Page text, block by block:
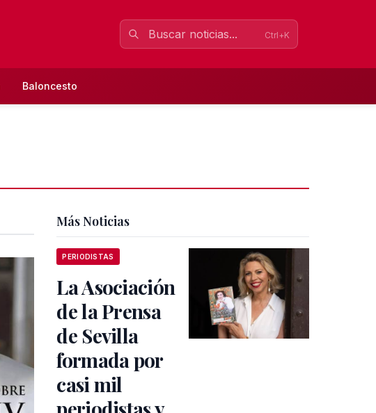
Ctrl+K
Baloncesto
Más Noticias
PERIODISTAS
La Asociación
de la Prensa
de Sevilla
formada por
casi mil